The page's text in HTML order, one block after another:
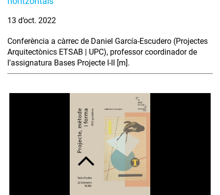
13 d’oct. 2022
Conferència a càrrec de Daniel García-Escudero (Projectes
Arquitectònics ETSAB | UPC), professor coordinador de
l'assignatura Bases Projecte I-II [m].